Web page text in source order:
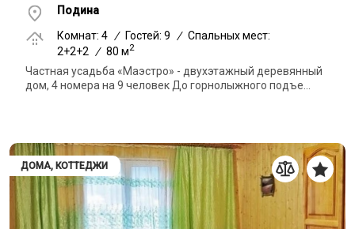
Подина
Комнат: 4 / Гостей: 9 / Спальных мест:
2+2+2
/ 80 м2
Частная усадьба «Маэстро» - двухэтажный деревянный
дом, 4 номера на 9 человек До горнолыжного подъе...
ДОМА, КОТТЕДЖИ